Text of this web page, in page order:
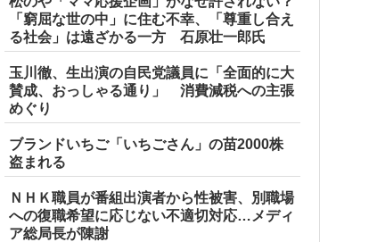
「窮屈な世の中」に住む不幸、「尊重し合え
る社会」は遠ざかる一方 石原壮一郎氏
玉川徹、生出演の自民党議員に「全面的に大
賛成、おっしゃる通り」 消費減税への主張
めぐり
ブランドいちご「いちごさん」の苗2000株
盗まれる
ＮＨＫ職員が番組出演者から性被害、別職場
への復職希望に応じない不適切対応…メディ
ア総局長が陳謝